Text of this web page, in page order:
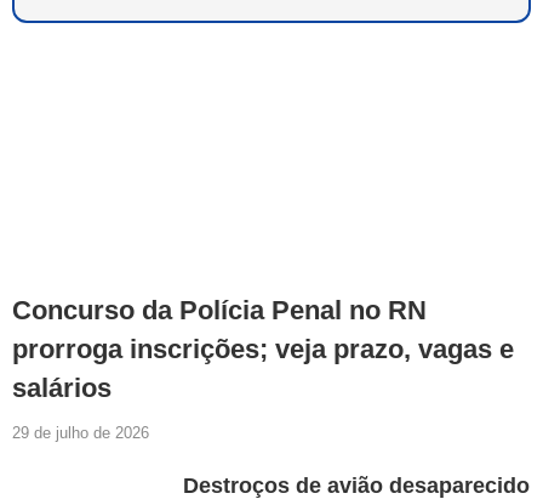
Concurso da Polícia Penal no RN
prorroga inscrições; veja prazo, vagas e
salários
29 de julho de 2026
Destroços de avião desaparecido